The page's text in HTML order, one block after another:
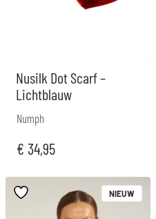
Nusilk Dot Scarf –
Lichtblauw
Numph
€ 34,95
NIEUW